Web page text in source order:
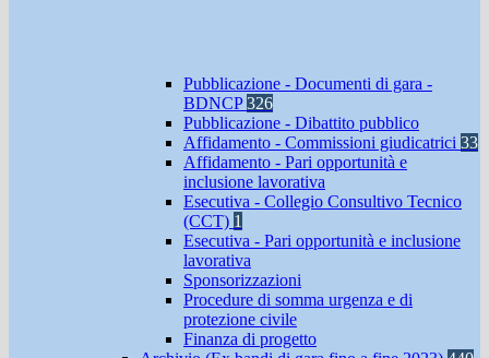
Pubblicazione - Documenti di gara -
BDNCP326
Pubblicazione - Dibattito pubblico
Affidamento - Commissioni giudicatrici 33
Affidamento - Pari opportunità e
inclusione lavorativa
Esecutiva - Collegio Consultivo Tecnico
(CCT) 1
Esecutiva - Pari opportunità e inclusione
lavorativa
Sponsorizzazioni
Procedure di somma urgenza e di
protezione civile
Finanza di progetto